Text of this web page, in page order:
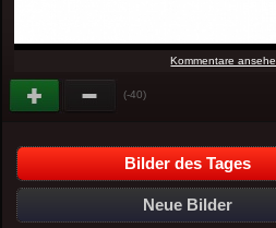
Kommentare
(-40)
Bilder des Tages
Neue Bilder